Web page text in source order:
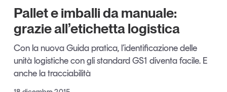
Logistica
Retail e brand
Sostenibilità
Grandi temi
Pallet e imballi da manuale:
grazie all’etichetta logistica
Con la nuova Guida pratica, l’identificazione delle
unità logistiche con gli standard GS1 diventa facile. E
anche la tracciabilità